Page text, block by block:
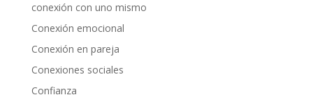
conexión con uno mismo
Conexión emocional
Conexión en pareja
Conexiones sociales
Confianza